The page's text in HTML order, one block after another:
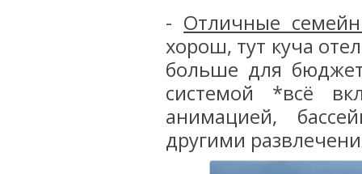
- Отличные
хорош, тут куча
больше для
системой *всё
анимацией,
другими